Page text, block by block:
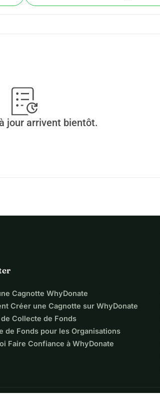
jour arrivent bientôt.
Cagnotte WhyDonate
Créer une Cagnotte sur WhyDonate
Collecte de Fonds
de Fonds pour les Organisations
Faire Confiance à WhyDonate